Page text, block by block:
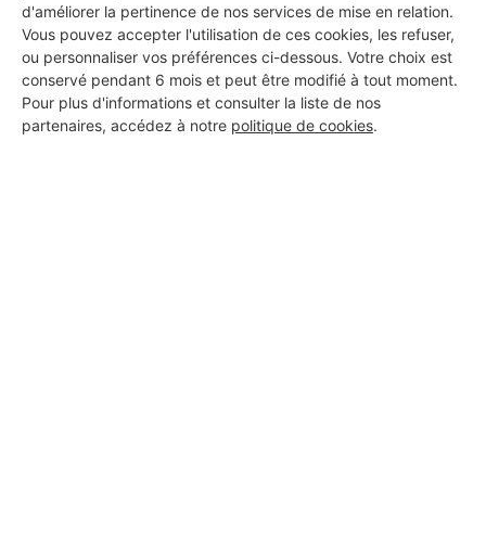
d'améliorer la pertinence de nos services de mise en relation.
Vous pouvez accepter l'utilisation de ces cookies, les refuser,
ou personnaliser vos préférences ci-dessous. Votre choix est
conservé pendant 6 mois et peut être modifié à tout moment.
Pour plus d'informations et consulter la liste de nos
partenaires, accédez à notre politique de cookies.